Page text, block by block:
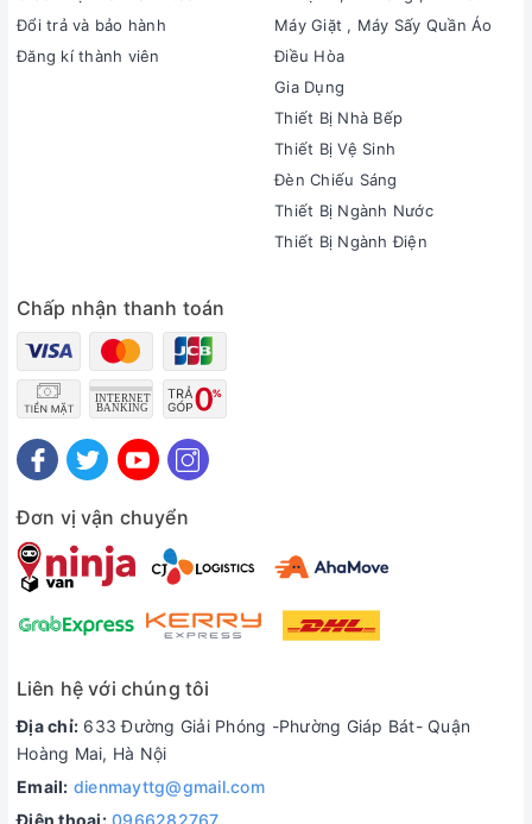
Đổi trả và bảo hành
Đăng kí thành viên
Máy Giặt , Máy Sấy Quần Áo
Điều Hòa
Gia Dụng
Thiết Bị Nhà Bếp
Thiết Bị Vệ Sinh
Đèn Chiếu Sáng
Thiết Bị Ngành Nước
Thiết Bị Ngành Điện
Chấp nhận thanh toán
Đơn vị vận chuyển
Liên hệ với chúng tôi
Địa chỉ: 633 Đường Giải Phóng -Phường Giáp Bát- Quận
Hoàng Mai, Hà Nội
Email: dienmayttg@gmail.com